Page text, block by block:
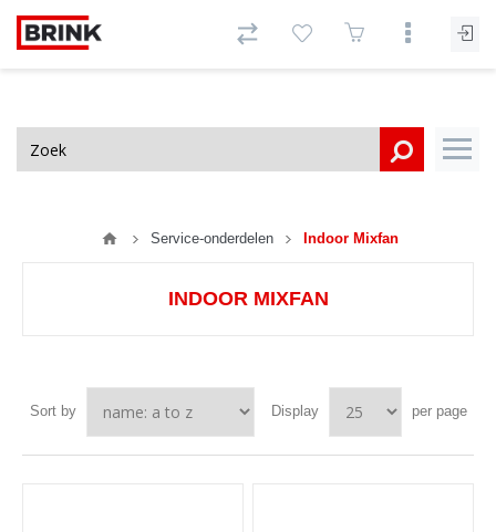
Service-onderdelen Indoor Mixfan
INDOOR MIXFAN
Sort by Display per page